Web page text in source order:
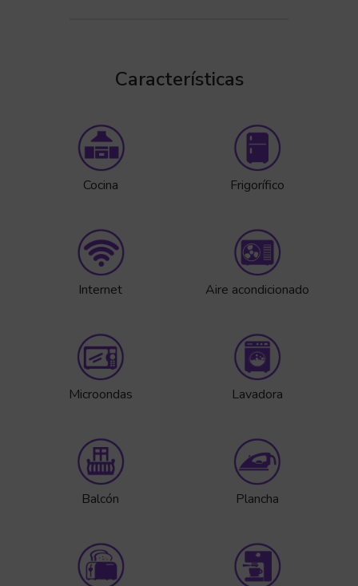
Características
Cocina Frigorífico
Internet Aire acondicionado
Microondas Lavadora
Balcón Plancha